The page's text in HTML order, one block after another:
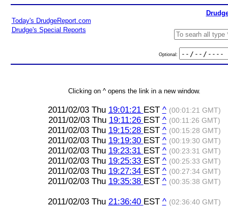
Today's DrudgeReport.com
Drudge's Special Reports
Optional:
Clicking on ^ opens the link in a new window.
2011/02/03 Thu 19:01:21 EST ^ (00:01:21 GMT)
2011/02/03 Thu 19:11:26 EST ^ (00:11:26 GMT)
2011/02/03 Thu 19:15:28 EST ^ (00:15:28 GMT)
2011/02/03 Thu 19:19:30 EST ^ (00:19:30 GMT)
2011/02/03 Thu 19:23:31 EST ^ (00:23:31 GMT)
2011/02/03 Thu 19:25:33 EST ^ (00:25:33 GMT)
2011/02/03 Thu 19:27:34 EST ^ (00:27:34 GMT)
2011/02/03 Thu 19:35:38 EST ^ (00:35:38 GMT)
2011/02/03 Thu 21:36:40 EST ^ (02:36:40 GMT)